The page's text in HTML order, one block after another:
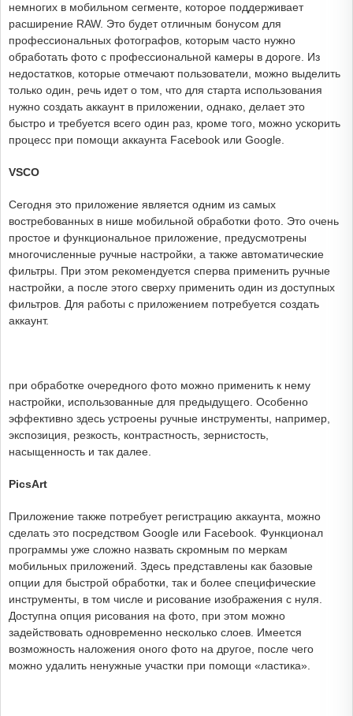
немногих в мобильном сегменте, которое поддерживает
расширение RAW. Это будет отличным бонусом для
профессиональных фотографов, которым часто нужно
обработать фото с профессиональной камеры в дороге. Из
недостатков, которые отмечают пользователи, можно выделить
только один, речь идет о том, что для старта использования
нужно создать аккаунт в приложении, однако, делает это
быстро и требуется всего один раз, кроме того, можно ускорить
процесс при помощи аккаунта Facebook или Google.
VSCO
Сегодня это приложение является одним из самых
востребованных в нише мобильной обработки фото. Это очень
простое и функциональное приложение, предусмотрены
многочисленные ручные настройки, а также автоматические
фильтры. При этом рекомендуется сперва применить ручные
настройки, а после этого сверху применить один из доступных
фильтров. Для работы с приложением потребуется создать
аккаунт.
при обработке очередного фото можно применить к нему
настройки, использованные для предыдущего. Особенно
эффективно здесь устроены ручные инструменты, например,
экспозиция, резкость, контрастность, зернистость,
насыщенность и так далее.
PicsArt
Приложение также потребует регистрацию аккаунта, можно
сделать это посредством Google или Facebook. Функционал
программы уже сложно назвать скромным по меркам
мобильных приложений. Здесь представлены как базовые
опции для быстрой обработки, так и более специфические
инструменты, в том числе и рисование изображения с нуля.
Доступна опция рисования на фото, при этом можно
задействовать одновременно несколько слоев. Имеется
возможность наложения оного фото на другое, после чего
можно удалить ненужные участки при помощи «ластика».